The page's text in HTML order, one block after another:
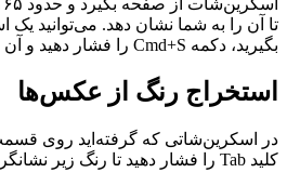
تا آن را به شما نشان دهد. می‌توانید
بگیرید، دکمه Cmd+S را فشار دهید و آن
استخراج رنگ از عکس‌ها
در اسکرین‌شاتی که گرفته‌اید روی
کلید Tab را فشار دهید تا رنگ زیر نشانگر موس شما را کپی کند.